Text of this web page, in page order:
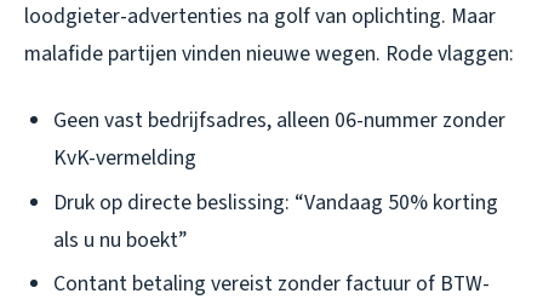
loodgieter-advertenties na golf van oplichting. Maar
malafide partijen vinden nieuwe wegen. Rode vlaggen:
Geen vast bedrijfsadres, alleen 06-nummer zonder
KvK-vermelding
Druk op directe beslissing: “Vandaag 50% korting
als u nu boekt”
Contant betaling vereist zonder factuur of BTW-